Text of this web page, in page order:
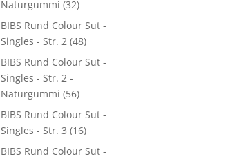
Naturgummi (32)
BIBS Rund Colour Sut -
Singles - Str. 2 (48)
BIBS Rund Colour Sut -
Singles - Str. 2 -
Naturgummi (56)
BIBS Rund Colour Sut -
Singles - Str. 3 (16)
BIBS Rund Colour Sut -